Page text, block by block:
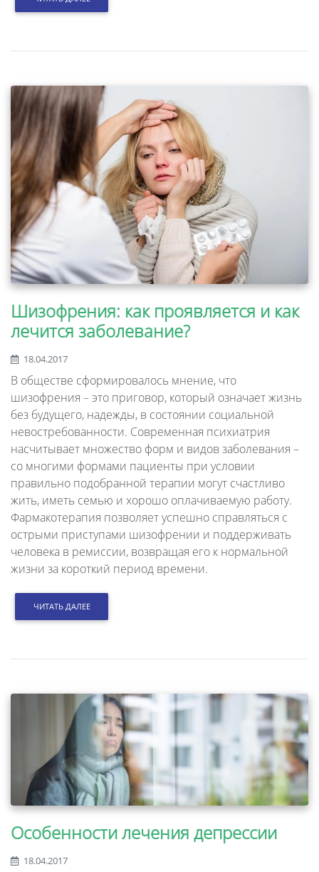
Шизофрения: как проявляется и как
лечится заболевание?
18.04.2017
В обществе сформировалось мнение, что
шизофрения – это приговор, который означает жизнь
без будущего, надежды, в состоянии социальной
невостребованности. Современная психиатрия
насчитывает множество форм и видов заболевания –
со многими формами пациенты при условии
правильно подобранной терапии могут счастливо
жить, иметь семью и хорошо оплачиваемую работу.
Фармакотерапия позволяет успешно справляться с
острыми приступами шизофрении и поддерживать
человека в ремиссии, возвращая его к нормальной
жизни за короткий период времени.
ЧИТАТЬ ДАЛЕЕ
Особенности лечения депрессии
18.04.2017